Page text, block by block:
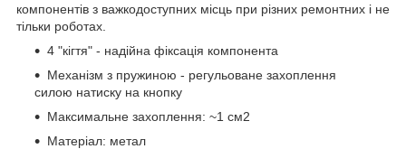
компонентів з важкодоступних місць при різних ремонтних і не
тільки роботах.
4 "кігтя" - надійна фіксація компонента
Механізм з пружиною - регульоване захоплення
силою натиску на кнопку
Максимальне захоплення: ~1 см2
Матеріал: метал